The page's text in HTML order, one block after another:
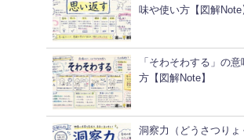
味や使い方【図解Note
「そわそわする」の
方【図解Note】
洞察力（どうさつりょ